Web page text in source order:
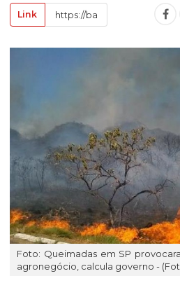
Link
Foto: Queimadas em SP
agronegócio, calcula governo -